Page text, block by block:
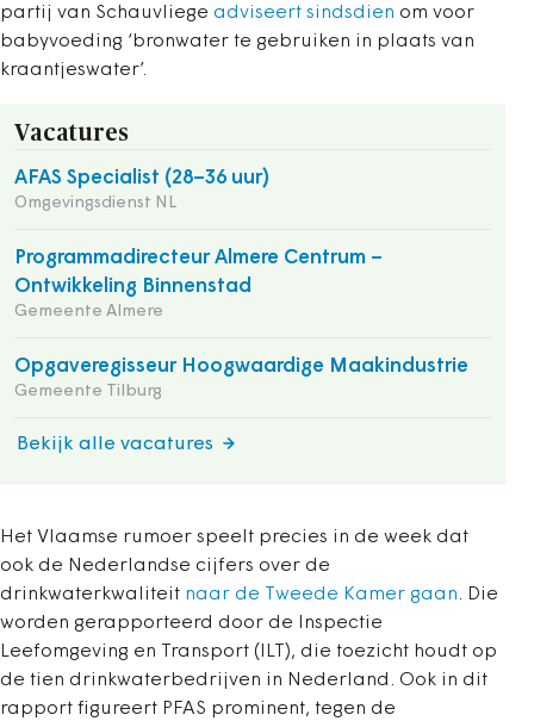
partij van Schauvliege adviseert sindsdien om voor
babyvoeding ‘bronwater te gebruiken in plaats van
kraantjeswater’.
Vacatures
AFAS Specialist (28–36 uur)
Omgevingsdienst NL
Programmadirecteur Almere Centrum –
Ontwikkeling Binnenstad
Gemeente Almere
Opgaveregisseur Hoogwaardige Maakindustrie
Gemeente Tilburg
Bekijk alle vacatures
Het Vlaamse rumoer speelt precies in de week dat
ook de Nederlandse cijfers over de
drinkwaterkwaliteit naar de Tweede Kamer gaan. Die
worden gerapporteerd door de Inspectie
Leefomgeving en Transport (ILT), die toezicht houdt op
de tien drinkwaterbedrijven in Nederland. Ook in dit
rapport figureert PFAS prominent, tegen de